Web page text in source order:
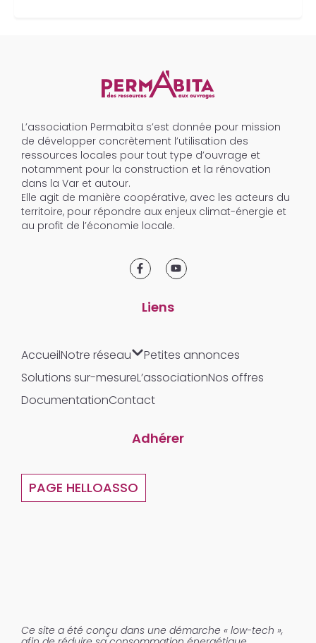
L’association Permabita s’est donnée pour mission
de développer concrètement l’utilisation des
ressources locales pour tout type d’ouvrage et
notamment pour la construction et la rénovation
dans la Var et autour.
Elle agit de manière coopérative, avec les acteurs du
territoire, pour répondre aux enjeux climat-énergie et
au profit de l’économie locale.
Liens
AccueilNotre réseau
Petites annonces
Solutions sur-mesureL’associationNos offres
DocumentationContact
Adhérer
PAGE HELLOASSO
Ce site a été conçu dans une démarche « low-tech »,